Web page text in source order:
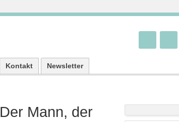
Kontakt Newsletter
Der Mann, der